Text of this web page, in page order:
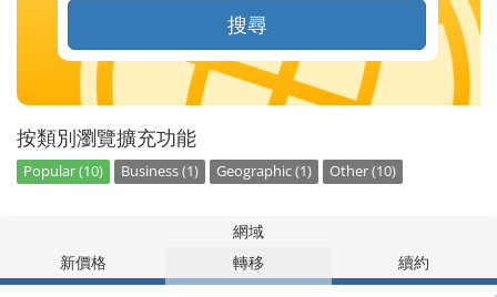
搜尋
按類別瀏覽擴充功能
Popular (10) Business (1) Geographic (1) Other (10)
網域
新價格
轉移 續約